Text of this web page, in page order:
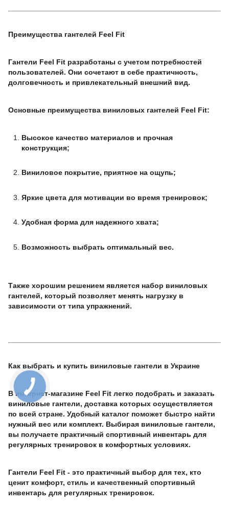
Преимущества гантелей Feel Fit
Гантели Feel Fit разработаны с учетом потребностей
пользователей. Они сочетают в себе практичность,
долговечность и привлекательный внешний вид.
Основные преимущества виниловых гантелей Feel Fit:
Высокое качество материалов и прочная
конструкция;
Виниловое покрытие, приятное на ощупь;
Яркие цвета для мотивации во время тренировок;
Удобная форма для надежного хвата;
Возможность выбрать оптимальный вес.
Также хорошим решением является набор виниловых
гантелей, который позволяет менять нагрузку в
зависимости от типа упражнений.
Как выбрать и купить виниловые гантели в Украине
В интернет-магазине Feel Fit легко подобрать и заказать
виниловые гантели, доставка которых осуществляется
по всей стране. Удобный каталог поможет быстро найти
нужный вес или комплект. Выбирая виниловые гантели,
вы получаете практичный спортивный инвентарь для
регулярных тренировок в комфортных условиях.
Гантели Feel Fit - это практичный выбор для тех, кто
ценит комфорт, стиль и качественный спортивный
инвентарь для регулярных тренировок.